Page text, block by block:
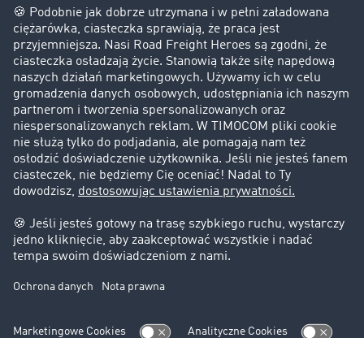
Firma
Historie sukcesu
Klienci pozyskują nowych klientów
Informacje prawne
Impressum
OWU
Ochrona danych
Ustawienia plików cookies